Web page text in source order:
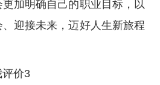
加明确自己的职业目标，以
迎接未来，迈好人生新旅程
价3